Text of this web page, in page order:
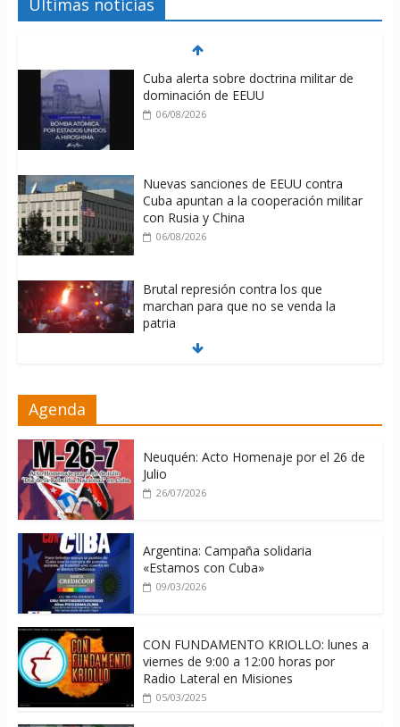
Últimas noticias
Cuba alerta sobre doctrina militar de
dominación de EEUU
06/08/2026
Nuevas sanciones de EEUU contra
Cuba apuntan a la cooperación militar
con Rusia y China
06/08/2026
Brutal represión contra los que
marchan para que no se venda la
patria
06/08/2026
06/08/2026
Agenda
Neuquén: Acto Homenaje por el 26 de
Julio
26/07/2026
Argentina: Campaña solidaria
«Estamos con Cuba»
09/03/2026
CON FUNDAMENTO KRIOLLO: lunes a
viernes de 9:00 a 12:00 horas por
Radio Lateral en Misiones
05/03/2025